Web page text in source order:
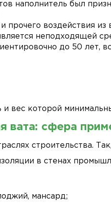
наполнитель был
прочего воздействия
неподходящей
до 50 лет,
и вес которой
вата: сфера
строительства.
в стенах
мансард;